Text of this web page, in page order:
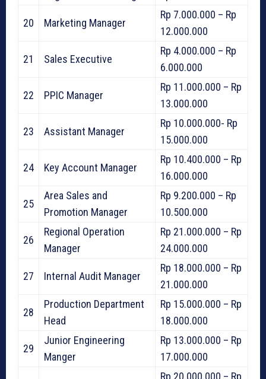
20 Marketing Manager
Rp 7.000.000 – Rp
12.000.000
21 Sales Executive
Rp 4.000.000 – Rp
6.000.000
22 PPIC Manager
Rp 11.000.000 – Rp
13.000.000
23 Assistant Manager
Rp 10.000.000- Rp
15.000.000
24 Key Account Manager
Rp 10.400.000 – Rp
16.000.000
25
Area Sales and
Promotion Manager
Rp 9.200.000 – Rp
10.500.000
26
Regional Operation
Manager
Rp 21.000.000 – Rp
24.000.000
27 Internal Audit Manager
Rp 18.000.000 – Rp
21.000.000
28
Production Department
Head
Rp 15.000.000 – Rp
18.000.000
29
Junior Engineering
Manger
Rp 13.000.000 – Rp
17.000.000
Rp 20.000.000 – Rp